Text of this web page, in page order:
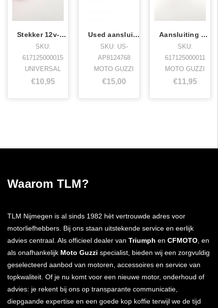
Stekker 12v-aansluiting
SKU:
617125000015
UNIVERSAL
€10,95
Used aansluiting 12v. inbouw
SKU: US-
AP8124768
MOTO GUZZI
€15,00
Aansluiting 12V+ kleine stekker
SKU:
617125000011
MOTO GUZZI
€11,95
Waarom TLM?
TLM Nijmegen is al sinds 1982 hèt vertrouwde adres voor
motorliefhebbers. Bij ons staan uitstekende service en eerlijk
advies centraal. Als officieel dealer van Triumph en CFMOTO, en
als onafhankelijk Moto Guzzi specialist, bieden wij een zorgvuldig
geselecteerd aanbod van motoren, accessoires en service van
topkwaliteit. Of je nu komt voor een nieuwe motor, onderhoud of
advies: je rekent bij ons op transparante communicatie,
diepgaande expertise en een goede kop koffie terwijl we de tijd